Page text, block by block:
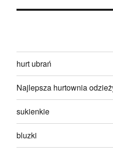
hurt ubrań
Najlepsza hurtownia
sukienkie
bluzki